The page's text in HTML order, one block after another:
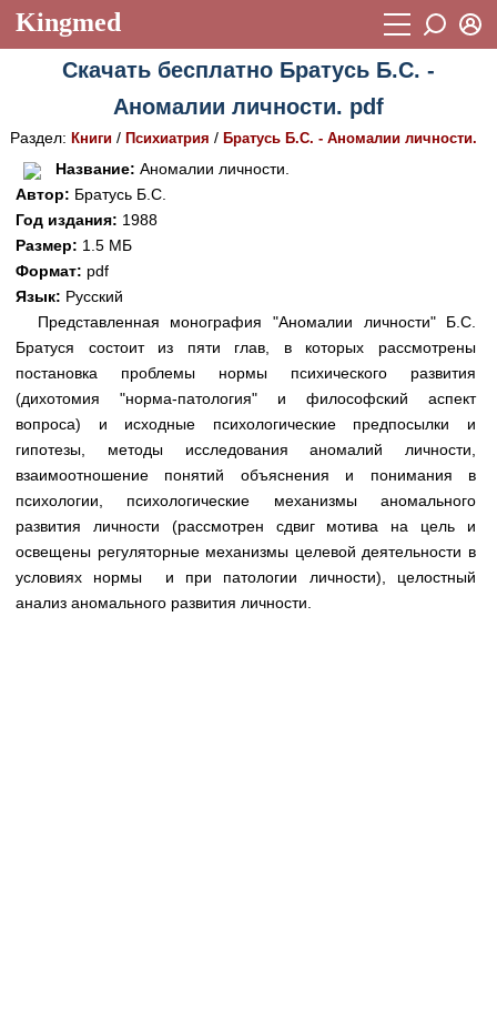
Kingmed
Учебный материал
Видеогалерея 899
Фотогалерея (1906)
Истории болезней
Лекции и презентации
Аккредитационные тесты
Методические рекомендации
Научно-популярное
Статьи
Новости
Медицинская стандартизация
Нормативы экстренной и неотложной помощи
Нормы лабораторных и инструментальных
Пароль
Восстановить пароль
Регистрация
Скачать бесплатно Братусь Б.С. -
Аномалии личности. pdf
Раздел: Книги/ Психиатрия / Братусь Б.С. - Аномалии личности.
Название: Аномалии личности.
Автор: Братусь Б.С.
Год издания: 1988
Размер: 1.5 МБ
Формат: pdf
Язык: Русский
Представленная монография "Аномалии личности" Б.С.
Братуся состоит из пяти глав, в которых рассмотрены
постановка проблемы нормы психического развития
(дихотомия "норма-патология" и философский аспект
вопроса) и исходные психологические предпосылки и
гипотезы, методы исследования аномалий личности,
взаимоотношение понятий объяснения и понимания в
психологии, психологические механизмы аномального
развития личности (рассмотрен сдвиг мотива на цель и
освещены регуляторные механизмы целевой деятельности в
условиях нормы и при патологии личности), целостный
анализ аномального развития личности.